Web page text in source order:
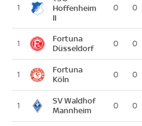
1
Hoffenheim
II
0 0
1
Fortuna
Düsseldorf
0 0
1
Fortuna
Köln
0 0
1
SV Waldhof
Mannheim
0 0